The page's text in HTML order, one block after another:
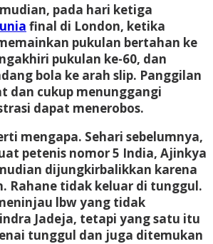
pada hari ketiga
final di London, ketika
pukulan bertahan ke
pukulan ke-60, dan
bola ke arah slip. Panggilan
dan cukup menunggangi
dapat menerobos.
mengapa. Sehari sebelumnya,
petenis nomor 5 India, Ajinkya
dijungkirbalikkan karena
Rahane tidak keluar di tunggul.
lbw yang tidak
Jadeja, tetapi yang satu itu
tunggul dan juga ditemukan